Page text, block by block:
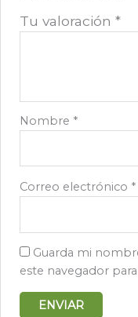
Tu valoración*
Nombre *
Correo electrónico *
Guarda mi
este navegador